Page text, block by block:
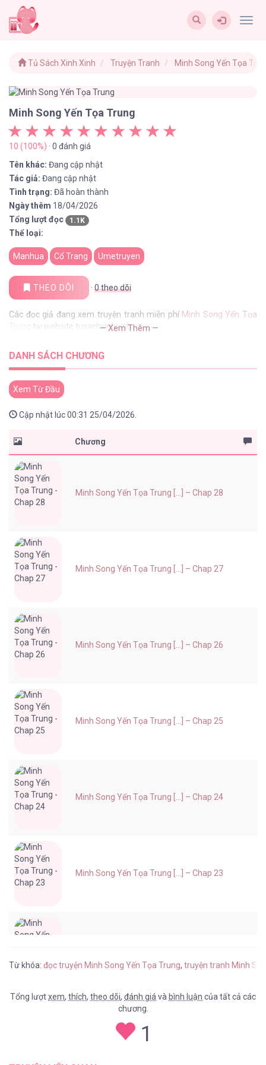
Tủ Sách Xinh Xinh Truyện Tranh Minh Song Yến Tọa
Minh Song Yến Tọa Trung
10 (100%) · 0 đánh giá
Tên khác: Đang cập nhật
Tác giả: Đang cập nhật
Tình trạng: Đã hoàn thành
Ngày thêm 18/04/2026
Tổng lượt đọc
1.1K
Thể loại:
Manhua Cổ Trang Umetruyen
THEO DÕI · 0theo dõi
Các đọc giả đang xem truyện tranh miễn phí Minh Song Yến Tọa
Trung
tại website tusachxinhxinh
— Xem Thêm —
DANH SÁCH CHƯƠNG
Xem Từ Đầu
Cập nhật lúc 00:31 25/04/2026.
Chương
Minh Song Yến Tọa Trung [...] – Chap 28
Minh Song Yến Tọa Trung [...] – Chap 27
Minh Song Yến Tọa Trung [...] – Chap 26
Minh Song Yến Tọa Trung [...] – Chap 25
Minh Song Yến Tọa Trung [...] – Chap 24
Minh Song Yến Tọa Trung [...] – Chap 23
Minh Song Yến Tọa Trung [...] – Chap 21
Từ khóa: đọc truyện Minh Song Yến Tọa Trung, truyện tranh Minh
Tổng lượtxem, thích, theo dõi, đánh giávà bình luận của tất cả các
chương.
1